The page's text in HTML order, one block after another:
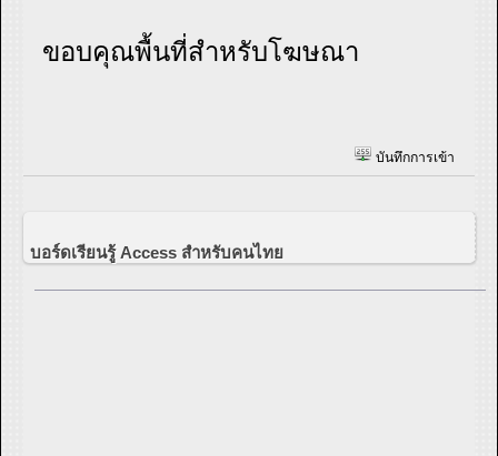
ขอบคุณพื้นที่สำหรับโฆษณา
บันทึกการเข้า
บอร์ดเรียนรู้ Access สำหรับคนไทย